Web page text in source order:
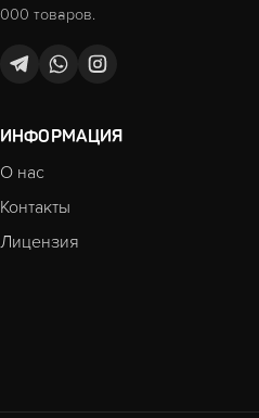
000 товаров.
ИНФОРМАЦИЯ
О нас
Контакты
Лицензия